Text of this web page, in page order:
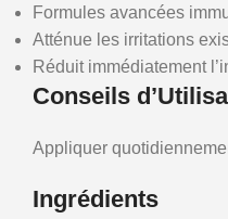
Formules avancées
Atténue les irritations
Réduit immédiatement
Conseils
Appliquer
Ingrédients